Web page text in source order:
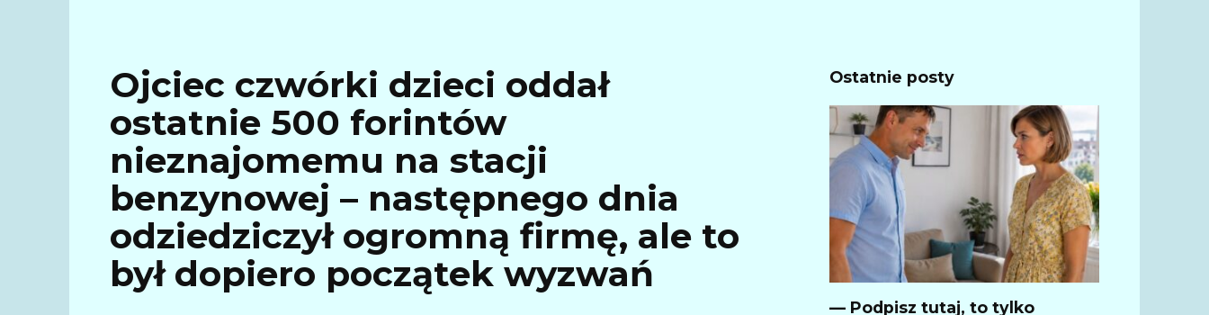
Ojciec czwórki dzieci oddał
ostatnie 500 forintów
nieznajomemu na stacji
benzynowej – następnego dnia
odziedziczył ogromną firmę, ale to
był dopiero początek wyzwań
Ostatnie posty
— Podpisz tutaj, to tylko